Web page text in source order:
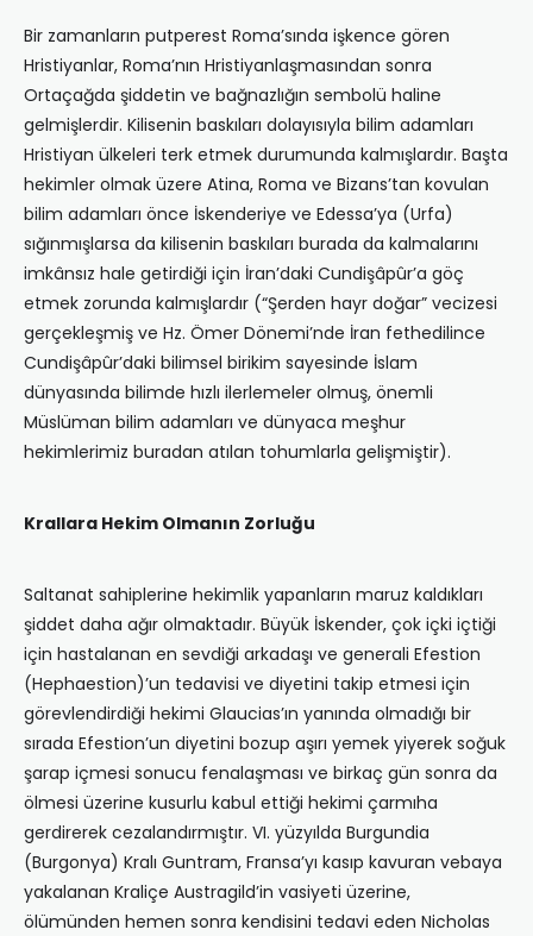
Bir zamanların putperest Roma’sında işkence gören
Hristiyanlar, Roma’nın Hristiyanlaşmasından sonra
Ortaçağda şiddetin ve bağnazlığın sembolü haline
gelmişlerdir. Kilisenin baskıları dolayısıyla bilim adamları
Hristiyan ülkeleri terk etmek durumunda kalmışlardır. Başta
hekimler olmak üzere Atina, Roma ve Bizans’tan kovulan
bilim adamları önce İskenderiye ve Edessa’ya (Urfa)
sığınmışlarsa da kilisenin baskıları burada da kalmalarını
imkânsız hale getirdiği için İran’daki Cundişâpûr’a göç
etmek zorunda kalmışlardır (“Şerden hayr doğar” vecizesi
gerçekleşmiş ve Hz. Ömer Dönemi’nde İran fethedilince
Cundişâpûr’daki bilimsel birikim sayesinde İslam
dünyasında bilimde hızlı ilerlemeler olmuş, önemli
Müslüman bilim adamları ve dünyaca meşhur
hekimlerimiz buradan atılan tohumlarla gelişmiştir).
Krallara Hekim Olmanın Zorluğu
Saltanat sahiplerine hekimlik yapanların maruz kaldıkları
şiddet daha ağır olmaktadır. Büyük İskender, çok içki içtiği
için hastalanan en sevdiği arkadaşı ve generali Efestion
(Hephaestion)’un tedavisi ve diyetini takip etmesi için
görevlendirdiği hekimi Glaucias’ın yanında olmadığı bir
sırada Efestion’un diyetini bozup aşırı yemek yiyerek soğuk
şarap içmesi sonucu fenalaşması ve birkaç gün sonra da
ölmesi üzerine kusurlu kabul ettiği hekimi çarmıha
gerdirerek cezalandırmıştır. VI. yüzyılda Burgundia
(Burgonya) Kralı Guntram, Fransa’yı kasıp kavuran vebaya
yakalanan Kraliçe Austragild’in vasiyeti üzerine,
ölümünden hemen sonra kendisini tedavi eden Nicholas